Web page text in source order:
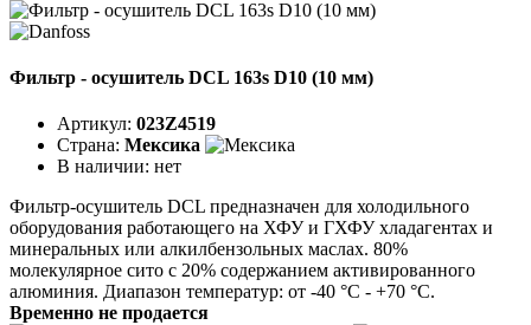
Фильтр - осушитель DCL 163s D10 (10 мм)
Артикул: 023Z4519
Страна: Мексика
В наличии: нет
Фильтр-осушитель DCL предназначен для холодильного
оборудования работающего на ХФУ и ГХФУ хладагентах и
минеральных или алкилбензольных маслах. 80%
молекулярное сито с 20% содержанием активированного
алюминия. Диапазон температур: от -40 °C - +70 °C.
Временно не продается